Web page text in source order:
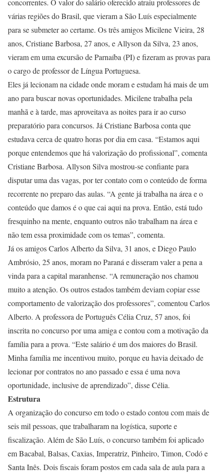
concorrentes. O valor do salário oferecido atraiu professores de
várias regiões do Brasil, que vieram a São Luís especialmente
para se submeter ao certame. Os três amigos Micilene Vieira, 28
anos, Cristiane Barbosa, 27 anos, e Allyson da Silva, 23 anos,
vieram em uma excursão de Parnaíba (PI) e fizeram as provas para
o cargo de professor de Língua Portuguesa.
Eles já lecionam na cidade onde moram e estudam há mais de um
ano para buscar novas oportunidades. Micilene trabalha pela
manhã e à tarde, mas aproveitava as noites para ir ao curso
preparatório para concursos. Já Cristiane Barbosa conta que
estudava cerca de quatro horas por dia em casa. “Estamos aqui
porque entendemos que há valorização do profissional”, comenta
Cristiane Barbosa. Allyson Silva mostrou-se confiante para
disputar uma das vagas, por ter contato com o conteúdo de forma
recorrente no preparo das aulas. “A gente já trabalha na área e o
conteúdo que damos é o que cai aqui na prova. Então, está tudo
fresquinho na mente, enquanto outros não trabalham na área e
não tem essa proximidade com os temas”, comenta.
Já os amigos Carlos Alberto da Silva, 31 anos, e Diego Paulo
Ambrósio, 25 anos, moram no Paraná e disseram valer a pena a
vinda para a capital maranhense. “A remuneração nos chamou
muito a atenção. Os outros estados também deviam copiar esse
comportamento de valorização dos professores”, comentou Carlos
Alberto. A professora de Português Célia Cruz, 57 anos, foi
inscrita no concurso por uma amiga e contou com a motivação da
família para a prova. “Este salário é um dos maiores do Brasil.
Minha família me incentivou muito, porque eu havia deixado de
lecionar por contratos no ano passado e essa é uma nova
oportunidade, inclusive de aprendizado”, disse Célia.
Estrutura
A organização do concurso em todo o estado contou com mais de
seis mil pessoas, que trabalharam na logística, suporte e
fiscalização. Além de São Luís, o concurso também foi aplicado
em Bacabal, Balsas, Caxias, Imperatriz, Pinheiro, Timon, Codó e
Santa Inês. Dois fiscais foram postos em cada sala de aula para a